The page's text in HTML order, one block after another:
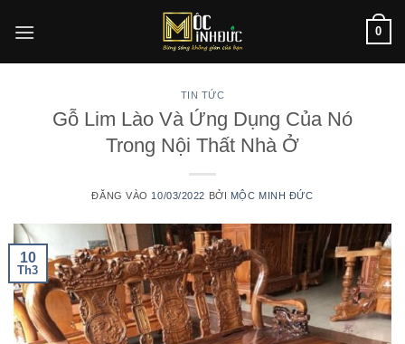
qua
0
TIN TỨC
Gỗ Lim Lào Và Ứng Dụng Của Nó
Trong Nội Thất Nhà Ở
ĐĂNG VÀO 10/03/2022 BỞI MỘC MINH ĐỨC
10
Th3